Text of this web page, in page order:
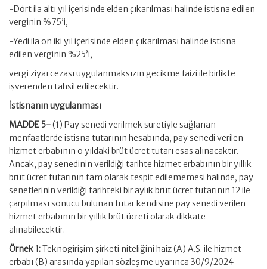
-Dört ila altı yıl içerisinde elden çıkarılması halinde istisna edilen
verginin %75’i,
-Yedi ila on iki yıl içerisinde elden çıkarılması halinde istisna
edilen verginin %25’i,
vergi ziyaı cezası uygulanmaksızın gecikme faizi ile birlikte
işverenden tahsil edilecektir.
İstisnanın uygulanması
MADDE 5-(1) Pay senedi verilmek suretiyle sağlanan
menfaatlerde istisna tutarının hesabında, pay senedi verilen
hizmet erbabının o yıldaki brüt ücret tutarı esas alınacaktır.
Ancak, pay senedinin verildiği tarihte hizmet erbabının bir yıllık
brüt ücret tutarının tam olarak tespit edilememesi halinde, pay
senetlerinin verildiği tarihteki bir aylık brüt ücret tutarının 12 ile
çarpılması sonucu bulunan tutar kendisine pay senedi verilen
hizmet erbabının bir yıllık brüt ücreti olarak dikkate
alınabilecektir.
Örnek 1:Teknogirişim şirketi niteliğini haiz (A) A.Ş. ile hizmet
erbabı (B) arasında yapılan sözleşme uyarınca 30/9/2024